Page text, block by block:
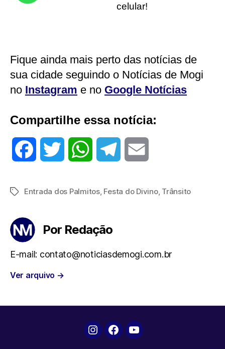
celular!
Fique ainda mais perto das notícias de
sua cidade seguindo o Notícias de Mogi
no Instagram e no Google Notícias
Compartilhe essa notícia:
TagsEntrada dos Palmitos, Festa do Divino, Trânsito
Por Redação
E-mail: contato@noticiasdemogi.com.br
Ver arquivo →
Instagram
FacebookYouTube